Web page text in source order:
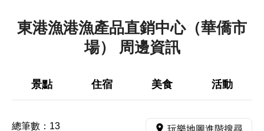
東港漁港漁產品直銷中心（華僑市
場） 周邊資訊
景點 住宿 美食 活動
總筆數： 13 玩樂地圖進階搜尋